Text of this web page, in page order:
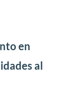
en
al